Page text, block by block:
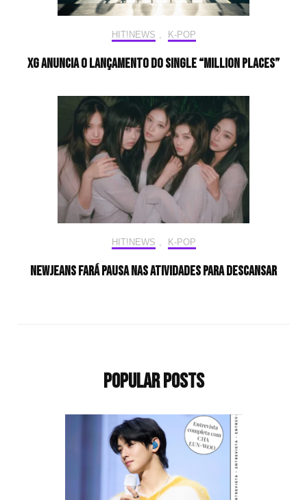
HIT!NEWS K-POP
XG anuncia o lançamento do single “MILLION PLACES”
HIT!NEWS , K-POP
NewJeans fará pausa nas atividades para descansar
Popular Posts